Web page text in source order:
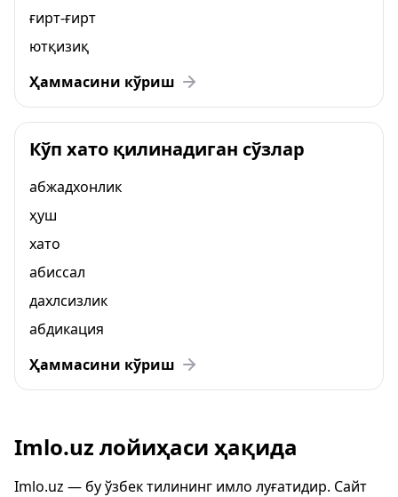
ғирт-ғирт
ютқизиқ
Ҳаммасини кўриш
Кўп хато қилинадиган сўзлар
абжадхонлик
ҳуш
хато
абиссал
дахлсизлик
абдикация
Ҳаммасини кўриш
Imlo.uz лойиҳаси ҳақида
Imlo.uz — бу ўзбек тилининг имло луғатидир. Сайт